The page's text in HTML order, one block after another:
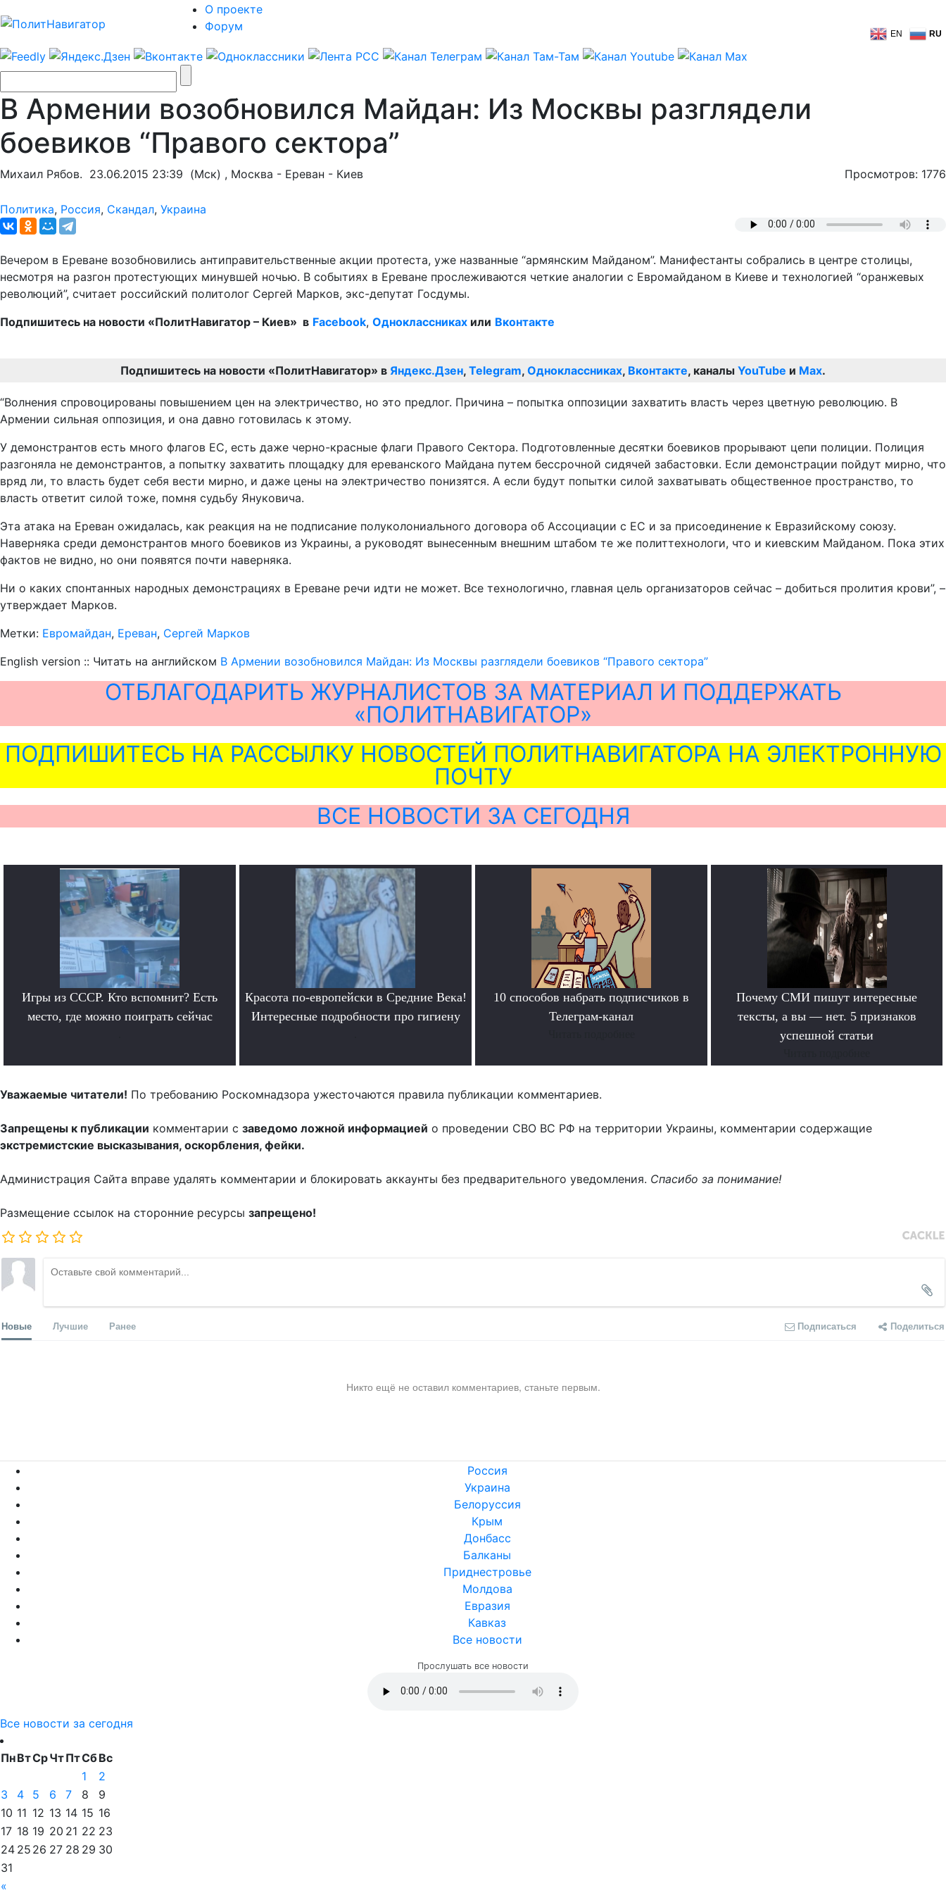
О проекте
Форум
EN RU
В Армении возобновился Майдан: Из Москвы разглядели
боевиков “Правого сектора”
Михаил Рябов. 23.06.2015 23:39 (Мск) , Москва - Ереван - Киев Просмотров: 1776
Политика, Россия, Скандал, Украина
Вечером в Ереване возобновились антиправительственные акции протеста, уже названные “армянским Майданом”. Манифестанты собрались в центре столицы,
несмотря на разгон протестующих минувшей ночью. В событиях в Ереване прослеживаются четкие аналогии с Евромайданом в Киеве и технологией “оранжевых
революций”, считает российский политолог Сергей Марков, экс-депутат Госдумы.
Подпишитесь на новости «ПолитНавигатор – Киев» в Facebook, Одноклассниках или Вконтакте
Подпишитесь на новости «ПолитНавигатор» в Яндекс.Дзен, Telegram, Одноклассниках, Вконтакте, каналы YouTube и Max.
“Волнения спровоцированы повышением цен на электричество, но это предлог. Причина – попытка оппозиции захватить власть через цветную революцию. В
Армении сильная оппозиция, и она давно готовилась к этому.
У демонстрантов есть много флагов ЕС, есть даже черно-красные флаги Правого Сектора. Подготовленные десятки боевиков прорывают цепи полиции. Полиция
разгоняла не демонстрантов, а попытку захватить площадку для ереванского Майдана путем бессрочной сидячей забастовки. Если демонстрации пойдут мирно, что
вряд ли, то власть будет себя вести мирно, и даже цены на электричество понизятся. А если будут попытки силой захватывать общественное пространство, то
власть ответит силой тоже, помня судьбу Януковича.
Эта атака на Ереван ожидалась, как реакция на не подписание полуколониального договора об Ассоциации с ЕС и за присоединение к Евразийскому союзу.
Наверняка среди демонстрантов много боевиков из Украины, а руководят вынесенным внешним штабом те же политтехнологи, что и киевским Майданом. Пока этих
фактов не видно, но они появятся почти наверняка.
Ни о каких спонтанных народных демонстрациях в Ереване речи идти не может. Все технологично, главная цель организаторов сейчас – добиться пролития крови”, –
утверждает Марков.
Метки: Евромайдан, Ереван, Сергей Марков
English version :: Читать на английском В Армении возобновился Майдан: Из Москвы разглядели боевиков “Правого сектора”
ОТБЛАГОДАРИТЬ ЖУРНАЛИСТОВ ЗА МАТЕРИАЛ И ПОДДЕРЖАТЬ
«ПОЛИТНАВИГАТОР»
ПОДПИШИТЕСЬ НА РАССЫЛКУ НОВОСТЕЙ ПОЛИТНАВИГАТОРА НА ЭЛЕКТРОННУЮ
ПОЧТУ
ВСЕ НОВОСТИ ЗА СЕГОДНЯ
Игры из СССР. Кто вспомнит? Есть
место, где можно поиграть сейчас
Красота по-европейски в Средние Века!
Интересные подробности про гигиену
10 способов набрать подписчиков в
Телеграм-канал
Почему СМИ пишут интересные
тексты, а вы — нет. 5 признаков
успешной статьи
Уважаемые читатели! По требованию Роскомнадзора ужесточаются правила публикации комментариев.
Запрещены к публикации комментарии с заведомо ложной информацией о проведении СВО ВС РФ на территории Украины, комментарии содержащие
экстремистские высказывания, оскорбления, фейки.
Администрация Сайта вправе удалять комментарии и блокировать аккаунты без предварительного уведомления. Спасибо за понимание!
Размещение ссылок на сторонние ресурсы запрещено!
Новые Лучшие Ранее Подписаться Поделиться
Никто ещё не оставил комментариев, станьте первым.
Россия
Украина
Белоруссия
Крым
Донбасс
Балканы
Приднестровье
Молдова
Евразия
Кавказ
Все новости
Прослушать все новости
Все новости за сегодня
ПнВтСрЧтПтСбВс
«
1
2
3
4 5 6 7 8
9
10 11 12 13 14 15 16
17 18 19 20 21 22 23
24 25 26 27 28 29 30
31